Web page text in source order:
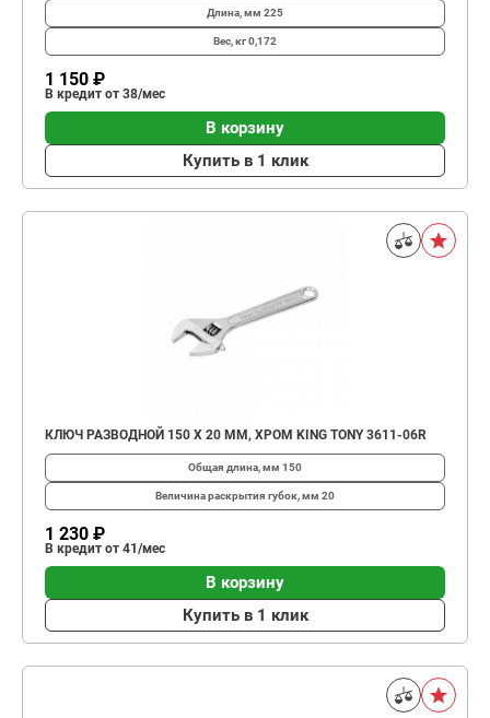
Длина, мм 225
Вес, кг0,172
1 150 ₽
В кредит от 38/мес
В корзину
Купить в 1 клик
КЛЮЧ РАЗВОДНОЙ 150 Х 20 ММ, ХРОМ KING TONY 3611-06R
Общая длина, мм 150
Величина раскрытия губок, мм 20
1 230 ₽
В кредит от 41/мес
В корзину
Купить в 1 клик